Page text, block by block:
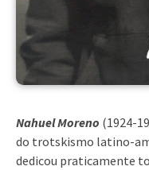
Nahuel Moreno (1924-
do trotskismo latino-
dedicou praticamente